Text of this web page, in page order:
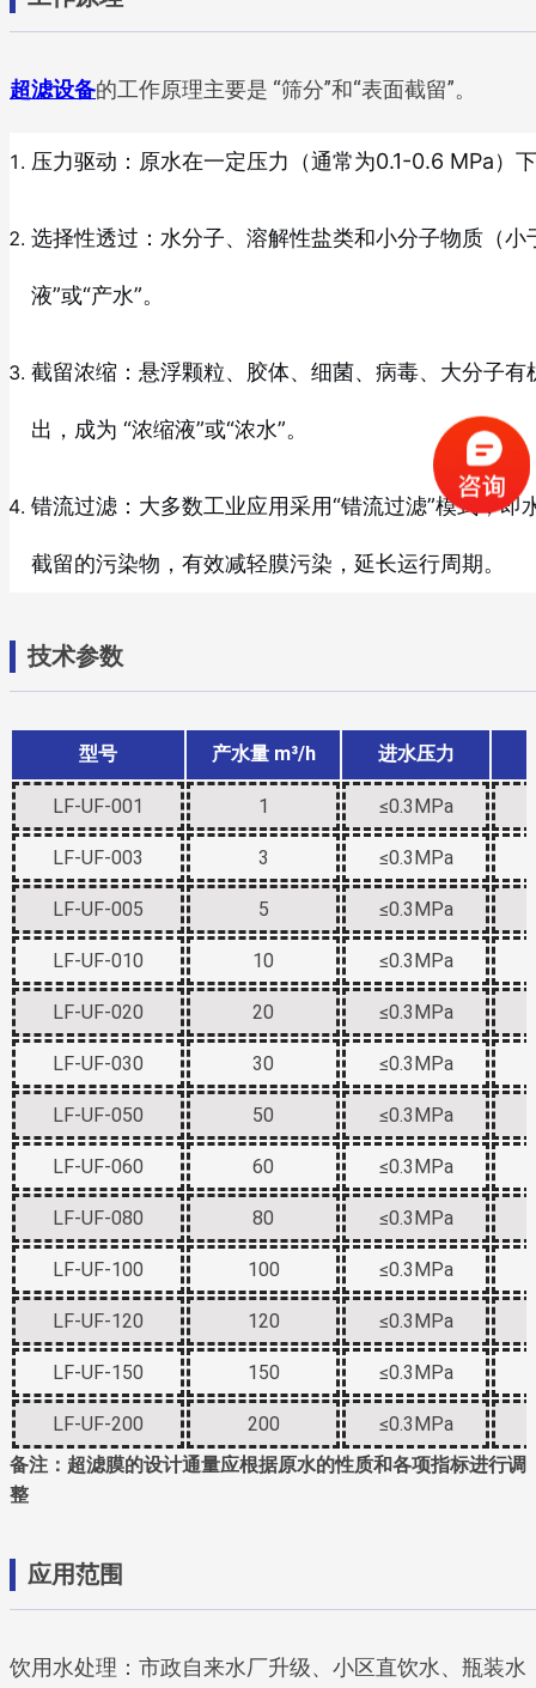
超滤设备的工作原理主要是 “筛分”和“表面截留”。
压力驱动：原水在一定压力（通常为0.1-0.6 MPa）
选择性透过：水分子、溶解性盐类和小分子物质（
液”或“产水”。
截留浓缩：悬浮颗粒、胶体、细菌、病毒、大分子
出，成为 “浓缩液”或“浓水”。
错流过滤：大多数工业应用采用“错流过滤”模式，
截留的污染物，有效减轻膜污染，延长运行周期。
技术参数
型号 产水量 m³/h 进水压力
LF-UF-001 1 ≤0.3MPa
LF-UF-003 3 ≤0.3MPa
LF-UF-005 5 ≤0.3MPa
LF-UF-010 10 ≤0.3MPa
LF-UF-020 20 ≤0.3MPa
LF-UF-030 30 ≤0.3MPa
LF-UF-050 50 ≤0.3MPa
LF-UF-060 60 ≤0.3MPa
LF-UF-080 80 ≤0.3MPa
LF-UF-100 100 ≤0.3MPa
LF-UF-120 120 ≤0.3MPa
LF-UF-150 150 ≤0.3MPa
LF-UF-200 200 ≤0.3MPa
备注：超滤膜的设计通量应根据原水的性质和各项指标进行调
整
应用范围
饮用水处理：市政自来水厂升级、小区直饮水、瓶装水